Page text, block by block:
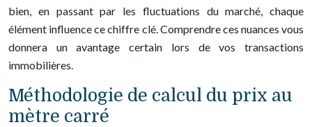
bien, en passant par les fluctuations du marché, chaque
élément influence ce chiffre clé. Comprendre ces nuances vous
donnera un avantage certain lors de vos transactions
immobilières.
Méthodologie de calcul du prix au
mètre carré